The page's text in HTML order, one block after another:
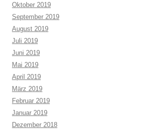
Oktober 2019
September 2019
August 2019
Juli 2019
Juni 2019
Mai 2019
April 2019
März 2019
Februar 2019
Januar 2019
Dezember 2018